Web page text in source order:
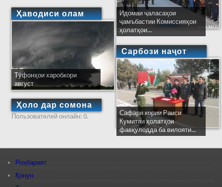
Ҳаводиси олам
Тӯфонҳои харобкори
август
Ҳоло дар сомона
Пользователей онлайн: 0.
Идомаи ҷаласаҳои
ҷамъбастии Комиссияҳои
ҳолатҳои...
Сарбози наҷот
Сафари кории Раиси
Кумитаи ҳолатҳои
фавқулодда ба вилояти...
Роҳбарият
Қонун